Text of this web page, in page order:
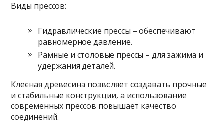
Виды прессов:
Гидравлические прессы – обеспечивают
равномерное давление.
Рамные и столовые прессы – для зажима и
удержания деталей.
Клееная древесина позволяет создавать прочные
и стабильные конструкции, а использование
современных прессов повышает качество
соединений.